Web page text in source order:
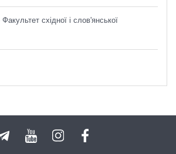
східної і слов'янської